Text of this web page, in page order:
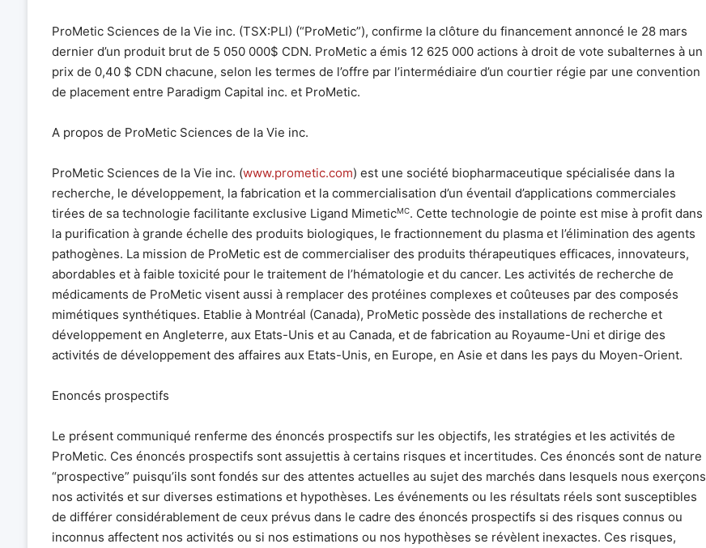
ProMetic Sciences de la Vie inc. (TSX:PLI) (“ProMetic”), confirme la clôture du financement annoncé le 28 mars
dernier d’un produit brut de 5 050 000$ CDN. ProMetic a émis 12 625 000 actions à droit de vote subalternes à un
prix de 0,40 $ CDN chacune, selon les termes de l’offre par l’intermédiaire d’un courtier régie par une convention
de placement entre Paradigm Capital inc. et ProMetic.
A propos de ProMetic Sciences de la Vie inc.
ProMetic Sciences de la Vie inc. (www.prometic.com) est une société biopharmaceutique spécialisée dans la
recherche, le développement, la fabrication et la commercialisation d’un éventail d’applications commerciales
tirées de sa technologie facilitante exclusive Ligand MimeticMC. Cette technologie de pointe est mise à profit dans
la purification à grande échelle des produits biologiques, le fractionnement du plasma et l’élimination des agents
pathogènes. La mission de ProMetic est de commercialiser des produits thérapeutiques efficaces, innovateurs,
abordables et à faible toxicité pour le traitement de l’hématologie et du cancer. Les activités de recherche de
médicaments de ProMetic visent aussi à remplacer des protéines complexes et coûteuses par des composés
mimétiques synthétiques. Etablie à Montréal (Canada), ProMetic possède des installations de recherche et
développement en Angleterre, aux Etats-Unis et au Canada, et de fabrication au Royaume-Uni et dirige des
activités de développement des affaires aux Etats-Unis, en Europe, en Asie et dans les pays du Moyen-Orient.
Enoncés prospectifs
Le présent communiqué renferme des énoncés prospectifs sur les objectifs, les stratégies et les activités de
ProMetic. Ces énoncés prospectifs sont assujettis à certains risques et incertitudes. Ces énoncés sont de nature
“prospective” puisqu’ils sont fondés sur des attentes actuelles au sujet des marchés dans lesquels nous exerçons
nos activités et sur diverses estimations et hypothèses. Les événements ou les résultats réels sont susceptibles
de différer considérablement de ceux prévus dans le cadre des énoncés prospectifs si des risques connus ou
inconnus affectent nos activités ou si nos estimations ou nos hypothèses se révèlent inexactes. Ces risques,